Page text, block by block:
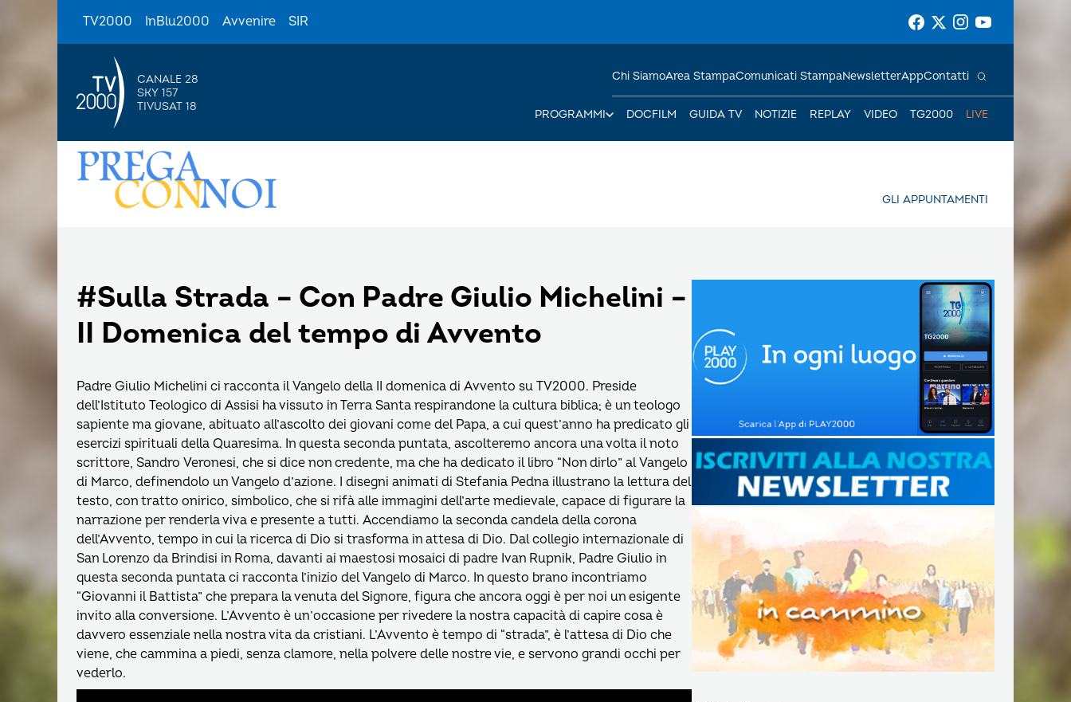
TV2000 InBlu2000 Avvenire SIR
CANALE 28
SKY 157
TIVUSAT 18
PROGRAMMI DOCFILM GUIDA TV NOTIZIE REPLAY VIDEO TG2000 LIVE
Chi SiamoArea StampaComunicati StampaNewsletterAppContatti
GLI APPUNTAMENTI
#Sulla Strada – Con Padre Giulio Michelini –
II Domenica del tempo di Avvento
Padre Giulio Michelini ci racconta il Vangelo della II domenica di Avvento su TV2000. Preside
dell’Istituto Teologico di Assisi ha vissuto in Terra Santa respirandone la cultura biblica; è un teologo
sapiente ma giovane, abituato all’ascolto dei giovani come del Papa, a cui quest’anno ha predicato gli
esercizi spirituali della Quaresima. In questa seconda puntata, ascolteremo ancora una volta il noto
scrittore, Sandro Veronesi, che si dice non credente, ma che ha dedicato il libro “Non dirlo” al Vangelo
di Marco, definendolo un Vangelo d’azione. I disegni animati di Stefania Pedna illustrano la lettura del
testo, con tratto onirico, simbolico, che si rifà alle immagini dell’arte medievale, capace di figurare la
narrazione per renderla viva e presente a tutti. Accendiamo la seconda candela della corona
dell’Avvento, tempo in cui la ricerca di Dio si trasforma in attesa di Dio. Dal collegio internazionale di
San Lorenzo da Brindisi in Roma, davanti ai maestosi mosaici di padre Ivan Rupnik, Padre Giulio in
questa seconda puntata ci racconta l’inizio del Vangelo di Marco. In questo brano incontriamo
“Giovanni il Battista” che prepara la venuta del Signore, figura che ancora oggi è per noi un esigente
invito alla conversione. L’Avvento è un’occasione per rivedere la nostra capacità di capire cosa è
davvero essenziale nella nostra vita da cristiani. L’Avvento è tempo di “strada”, è l’attesa di Dio che
viene, che cammina a piedi, senza clamore, nella polvere delle nostre vie, e servono grandi occhi per
vederlo.